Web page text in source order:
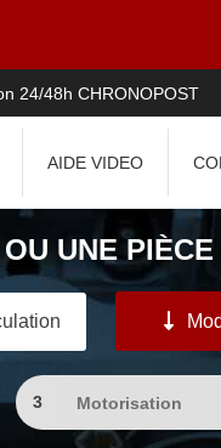
24/48h CHRONOPOST
AIDE VIDEO
UNE PIÈCE
3